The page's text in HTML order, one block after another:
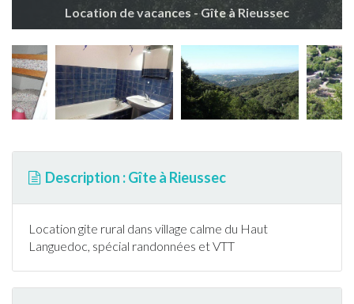
Location de vacances - Gîte à Rieussec
Description : Gîte à Rieussec
Location gite rural dans village calme du Haut
Languedoc, spécial randonnées et VTT